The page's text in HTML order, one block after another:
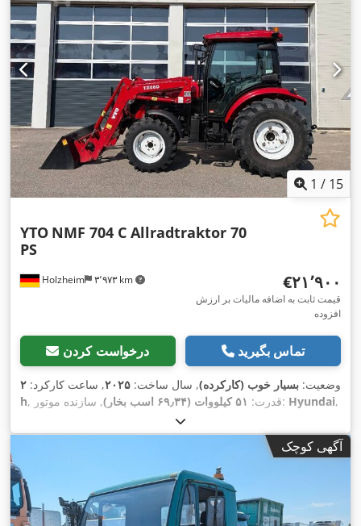
1 / 15
Holzheim ۳٬۹۷۳ km
YTO NMF 704 C Allradtraktor 70
PS
‎€۲۱٬۹۰۰
قیمت ثابت به اضافه مالیات بر ارزش
افزوده
درخواست کردن تماس بگیرید
وضعیت: بسیار خوب (کارکرده), سال ساخت: ۲۰۲۵, ساعت کارکرد: ۲
h
, قدرت: ۵۱ کیلووات (۶۹٫۳۴ اسب بخار) , سازنده موتور: Hyundai,
تجهیزات:تهویه مطبوع ,
آگهی کوچک